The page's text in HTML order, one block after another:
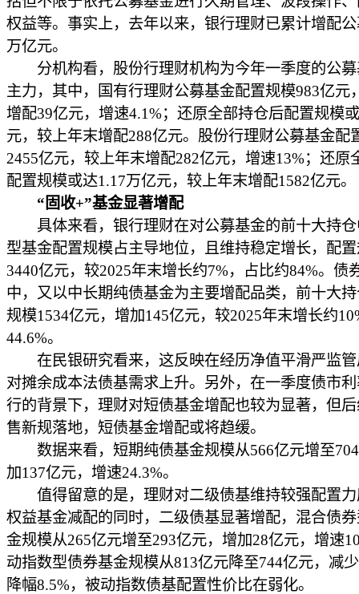
权益等。事实上，去年以来，银行理财已累计增配
万亿元。
分机构看，股份行理财机构为今年一季度的公募
主力，其中，国有行理财公募基金配置规模983亿元
增配39亿元，增速4.1%；还原全部持仓后配置规模
元，较上年末增配288亿元。股份行理财公募基金配
2455亿元，较上年末增配282亿元，增速13%；还原
配置规模或达1.17万亿元，较上年末增配1582亿元。
“固收+”基金显著增配
具体来看，银行理财在对公募基金的前十大持仓
型基金配置规模占主导地位，且维持稳定增长，配
3440亿元，较2025年末增长约7%，占比约84%。债
中，又以中长期纯债基金为主要增配品类，前十大
规模1534亿元，增加145亿元，较2025年末增长约
44.6%。
在民银研究看来，这反映在经历净值平滑严监管
对摊余成本法债基需求上升。另外，在一季度债市
行的背景下，理财对短债基金增配也较为显著，但
售新规落地，短债基金增配或将趋缓。
数据来看，短期纯债基金规模从566亿元增至
加137亿元，增速24.3%。
值得留意的是，理财对二级债基维持较强配置力
权益基金减配的同时，二级债基显著增配，混合债
金规模从265亿元增至293亿元，增加28亿元，增速
动指数型债券基金规模从813亿元降至744亿元，减
降幅8.5%，被动指数债基配置性价比在弱化。